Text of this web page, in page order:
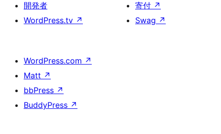
開発者
WordPress.tv ↗
寄付 ↗
Swag ↗
WordPress.com ↗
Matt ↗
bbPress ↗
BuddyPress ↗